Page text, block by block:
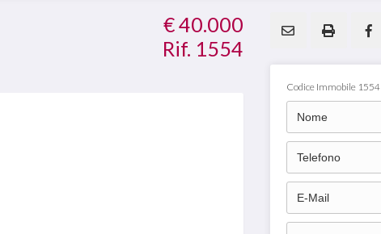
€ 40.000
Rif. 1554
Codice Immobile 1554